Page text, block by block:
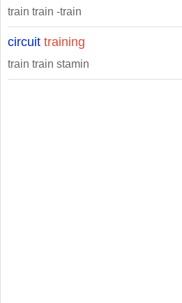
train train -train
circuit training
train train stamin